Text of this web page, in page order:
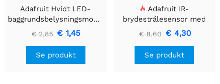
Adafruit Hvidt LED-
baggrundsbelysningsmodul
- Lille 12mm x 40mm
€ 2,85 € 1,45
Se produkt
Adafruit IR-
brydestrålesensor med
premium ledningsstuds -
5 mm LED'er
€ 8,60 € 4,30
Se produkt